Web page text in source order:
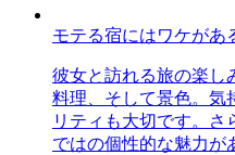
モテる宿にはワケがあ
彼女と訪れる旅の楽
料理、そして景色。気
リティも大切です。さ
ではの個性的な魅力が